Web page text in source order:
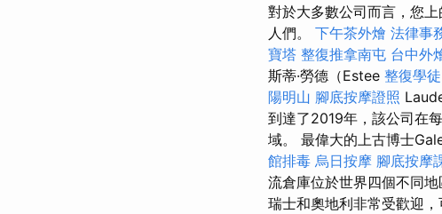
對於大多數公司而言，您
人們。 下午茶外燴 法律事
寶塔 整復推拿南屯 台中外
斯蒂·勞德（Estee 整復學徒
陽明山 腳底按摩證照
到達了2019年，該公司在
域。 最偉大的上古博士
館排毒 烏日按摩 腳底按摩
流倉庫位於世界四個不同地
瑞士和奧地利非常受歡迎